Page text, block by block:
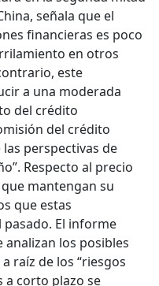
señala que el
financieras es poco
en otros
este
a una moderada
del crédito
del crédito
perspectivas de
Respecto al precio
mantengan su
que estas
El informe
los posibles
raíz de los “riesgos
a corto plazo se